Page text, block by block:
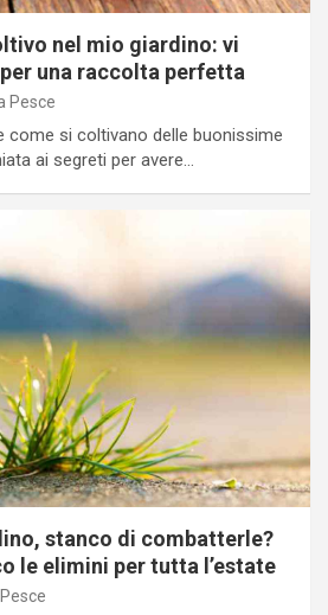
nel mio giardino: vi
una raccolta perfetta
Pesce
come si coltivano delle buonissime
ai segreti per avere…
stanco di combatterle?
le elimini per tutta l’estate
Pesce